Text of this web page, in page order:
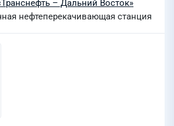
– Дальний Восток»
нефтеперекачивающая станция